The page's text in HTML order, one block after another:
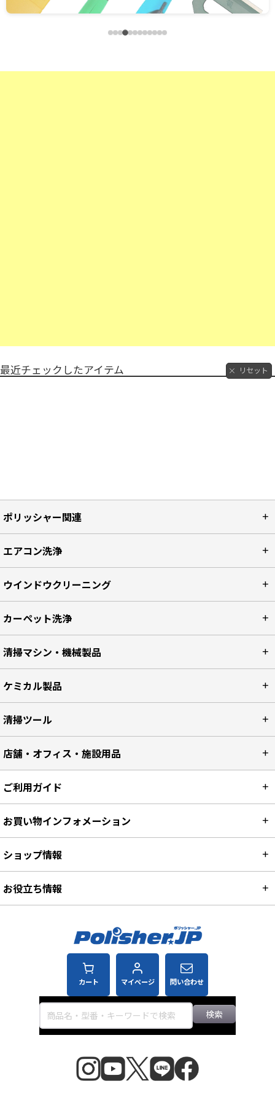
最近チェックしたアイテム リセット
ポリッシャー関連
エアコン洗浄
ウインドウクリーニング
カーペット洗浄
清掃マシン・機械製品
ケミカル製品
清掃ツール
店舗・オフィス・施設用品
カート マイページ 問い合わせ
検索
ご利用ガイド
お買い物インフォメーション
ショップ情報
お役立ち情報